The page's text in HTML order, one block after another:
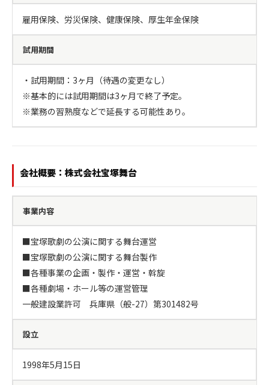
雇用保険、労災保険、健康保険、厚生年金保険
試用期間
・試用期間：3ヶ月（待遇の変更なし）
※基本的には試用期間は3ヶ月で終了予定。
※業務の習熟度などで延長する可能性あり。
会社概要：株式会社宝塚舞台
事業内容
■宝塚歌劇の公演に関する舞台運営
■宝塚歌劇の公演に関する舞台製作
■各種事業の企画・製作・運営・斡旋
■各種劇場・ホール等の運営管理
一般建設業許可　兵庫県（般-27）第301482号
設立
1998年5月15日